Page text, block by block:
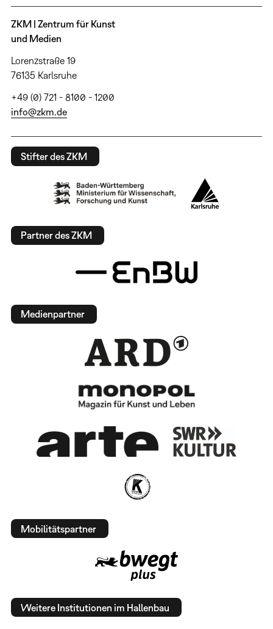
ZKM | Zentrum für Kunst
und Medien
Lorenzstraße 19
76135 Karlsruhe
+49 (0) 721 - 8100 - 1200
info@zkm.de
Stifter des ZKM
Partner des ZKM
Medienpartner
Mobilitätspartner
Weitere Institutionen im Hallenbau